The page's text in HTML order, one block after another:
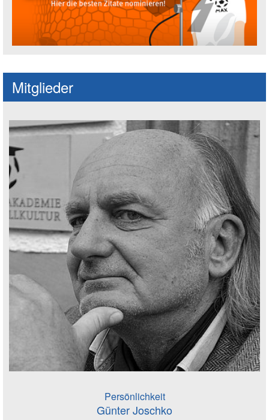
Fußballspruch des Jahres: Spruch
Mitglieder
Persönlichkeit
Günter Joschko